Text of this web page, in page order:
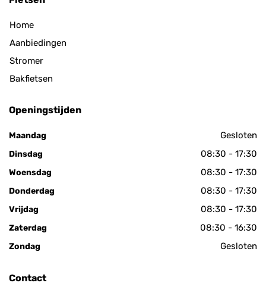
Home
Aanbiedingen
Stromer
Bakfietsen
Openingstijden
Maandag Gesloten
Dinsdag 08:30 - 17:30
Woensdag 08:30 - 17:30
Donderdag 08:30 - 17:30
Vrijdag 08:30 - 17:30
Zaterdag 08:30 - 16:30
Zondag Gesloten
Contact